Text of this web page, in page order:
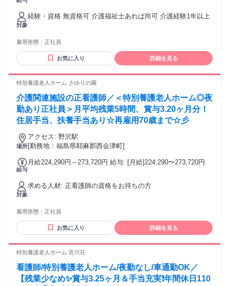
アップ手当 12,500円～12,500円 ・夜勤手当 3,500円/回 ・資
格手当(介護福祉士) 10,000円 ■固定残業代 なし ■賞与 年2回
対象
経験・資格 無資格可 介護福祉士あれば尚可 介護経験1年以上
雇用形態： 正社員
お気に入り 詳細を見る
特別養護老人ホーム さゆりの園
介護関連施設の正看護師／＜特別養護老人ホーム◎夜
勤あり正社員＞月平均残業5時間、賞与3.20ヶ月分！
住居手当、扶養手当あり☆再雇用70歳まで☆彡
場所
アクセス: 野沢駅
[勤務地：福島県耶麻郡西会津町]
給与
月給224,290円～273,720円 給与: [月給]224,290〜273,720円
対象
求める人材: 正看護師の資格をお持ちの方
雇用形態： 正社員
お気に入り 詳細を見る
特別養護老人ホーム 宮川荘
看護師/特別養護老人ホーム/夜勤なし/車通勤OK／
【残業少なめ✨賞与3.25ヶ月＆手当充実❗️年間休日110